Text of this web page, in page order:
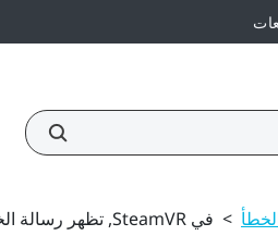
> في SteamVR, تظهر رسالة الخطأ "بطاقة فيديو غير صحيحة." ماذا يجب أن أفعل؟